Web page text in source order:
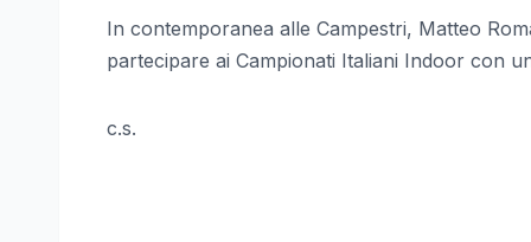
In contemporanea alle Campestri, Matteo
partecipare ai Campionati Italiani Indoor con
c.s.